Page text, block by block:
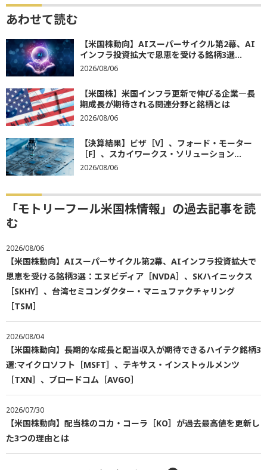
あわせて読む
【米国株動向】AIスーパーサイクル第2幕、AI
インフラ投資拡大で恩恵を受ける銘柄3選...
2026/08/06
【米国株】米国インフラ更新で伸びる企業―長
期成長が期待される関連分野と銘柄とは
2026/08/06
【決算結果】ビザ［V］、フォード・モーター
［F］、スカイワークス・ソリューション...
2026/08/06
「モトリーフール米国株情報」の過去記事を読
む
2026/08/06
【米国株動向】AIスーパーサイクル第2幕、AIインフラ投資拡大で
恩恵を受ける銘柄3選：エヌビディア［NVDA］、SKハイニックス
［SKHY］、台湾セミコンダクター・マニュファクチャリング
［TSM］
2026/08/04
【米国株動向】長期的な成長と配当収入が期待できるハイテク銘柄3
選:マイクロソフト［MSFT］、テキサス・インストゥルメンツ
［TXN］、ブロードコム［AVGO］
2026/07/30
【米国株動向】配当株のコカ・コーラ［KO］が過去最高値を更新し
た3つの理由とは